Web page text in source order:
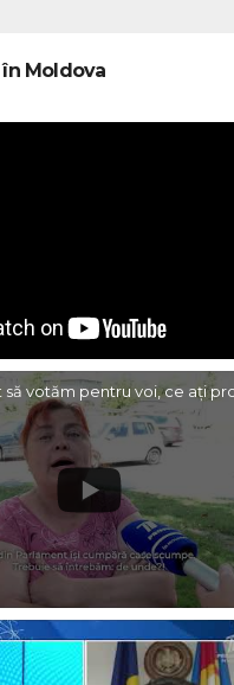
în Moldova
să votăm pentru voi, ce ați